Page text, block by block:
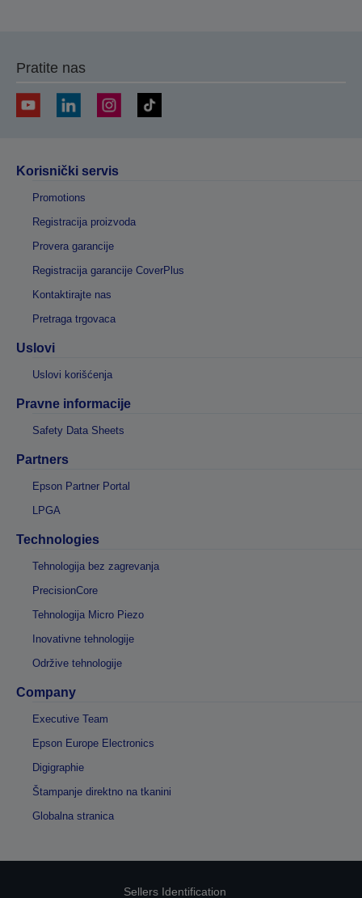
Pratite nas
Korisnički servis
Promotions
Registracija proizvoda
Provera garancije
Registracija garancije CoverPlus
Kontaktirajte nas
Pretraga trgovaca
Uslovi
Uslovi korišćenja
Pravne informacije
Safety Data Sheets
Partners
Epson Partner Portal
LPGA
Technologies
Tehnologija bez zagrevanja
PrecisionCore
Tehnologija Micro Piezo
Inovativne tehnologije
Održive tehnologije
Company
Executive Team
Epson Europe Electronics
Digigraphie
Štampanje direktno na tkanini
Globalna stranica
Sellers Identification